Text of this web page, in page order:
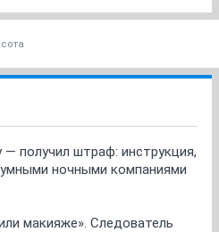
получил штраф: инструкция,
ночными компаниями
макияже». Следователь